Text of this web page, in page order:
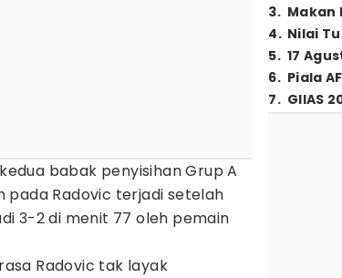
babak penyisihan Grup A
pada Radovic terjadi setelah
3-2 di menit 77 oleh pemain
Radovic tak layak
3. Makan
4. Nilai
5. 17
6. Piala
7. GIIAS